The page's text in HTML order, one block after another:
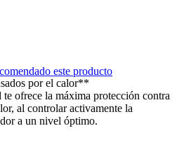
este producto
por el calor**
ofrece la máxima protección contra
al controlar activamente la
a un nivel óptimo.